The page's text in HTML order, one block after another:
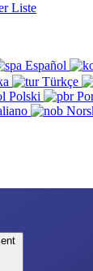
Liste
Español
Türkçe
Polski